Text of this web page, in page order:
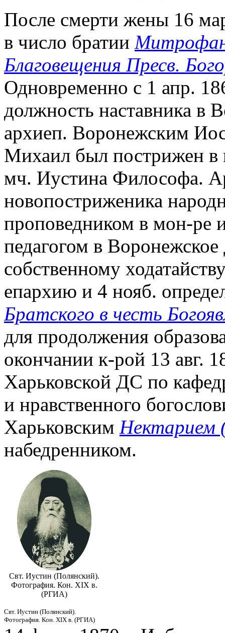
После смерти жены 16
в число братии
Благовещения Пресв.
Одновременно с 1 апр.
должность наставника в
архиеп. Воронежским
Михаил был пострижен в
мч. Иустина Философа.
новопостриженика
проповедником в мон-ре
педагогом в
собственному
епархию и 4 нояб.
Братского в честь
для продолжения
окончании к-рой 13 авг.
Харьковской ДС по
и нравственного
Харьковским
набедренником.
Свт. Иустин (Полянский).
Фотография. Кон. XIX в.
(РГИА)
Свт. Иустин (Полянский).
Фотография. Кон. XIX в. (РГИА)